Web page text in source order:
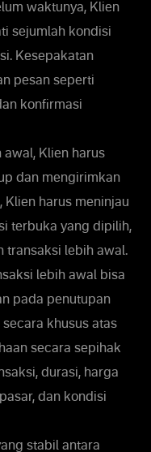
waktunya, Klien
sejumlah kondisi
Kesepakatan
pesan seperti
konfirmasi
Klien harus
dan mengirimkan
Klien harus meninjau
terbuka yang dipilih,
transaksi lebih awal.
lebih awal bisa
pada penutupan
khusus atas
secara sepihak
durasi, harga
dan kondisi
stabil antara